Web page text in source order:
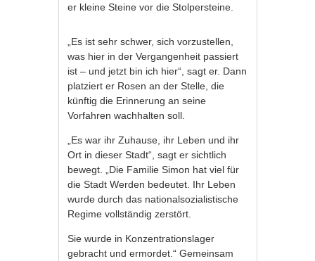
er kleine Steine vor die Stolpersteine.
„Es ist sehr schwer, sich vorzustellen,
was hier in der Vergangenheit passiert
ist – und jetzt bin ich hier“, sagt er. Dann
platziert er Rosen an der Stelle, die
künftig die Erinnerung an seine
Vorfahren wachhalten soll.
„Es war ihr Zuhause, ihr Leben und ihr
Ort in dieser Stadt“, sagt er sichtlich
bewegt. „Die Familie Simon hat viel für
die Stadt Werden bedeutet. Ihr Leben
wurde durch das nationalsozialistische
Regime vollständig zerstört.
Sie wurde in Konzentrationslager
gebracht und ermordet.“ Gemeinsam